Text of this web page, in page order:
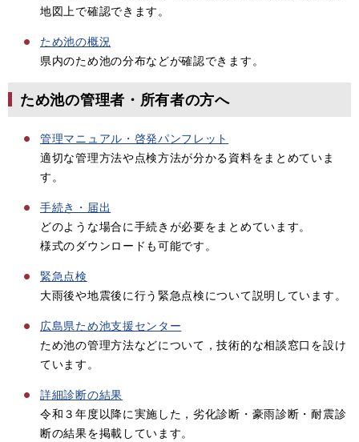
地図上で確認できます。
ため池の概況
県内のため池の分布などが確認できます。
ため池の管理者・所有者の方へ
管理マニュアル・啓発パンフレット
適切な管理方法や点検方法が分かる資料をまとめていま
す。
手続き・届出
どのような場合に手続きが必要をまとめています。
様式のダウンロードも可能です。
緊急点検
大雨後や地震後に行う緊急点検について説明しています。
広島県ため池支援センター
ため池の管理方法などについて，技術的な相談窓口を設け
ています。
詳細診断の結果
令和３年度以降に実施した，劣化診断・豪雨診断・耐震診
断の結果を掲載しています。